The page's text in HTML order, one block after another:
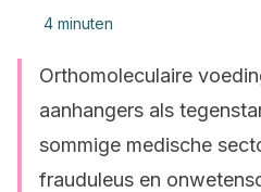
4 minuten
Orthomoleculaire
aanhangers als
sommige medische
frauduleus en